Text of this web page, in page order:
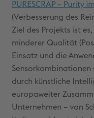
PURESCRAP – Purity
(Verbesserung des
Ziel des Projekts ist
minderer Qualität
Einsatz und die
Sensorkombinationen
durch künstliche
europaweiter
Unternehmen – von